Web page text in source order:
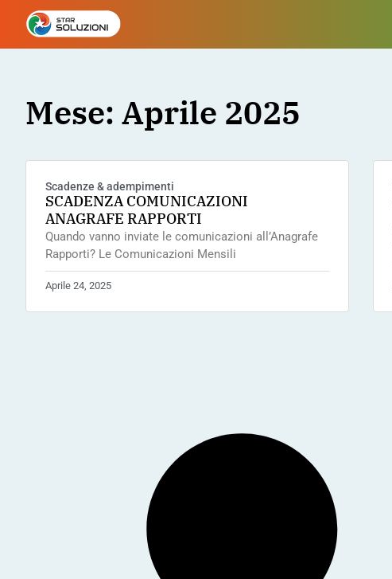
Mese: Aprile 2025
Scadenze & adempimenti
SCADENZA COMUNICAZIONI
ANAGRAFE RAPPORTI
Quando vanno inviate le comunicazioni all’Anagrafe
Rapporti? Le Comunicazioni Mensili
Aprile 24, 2025